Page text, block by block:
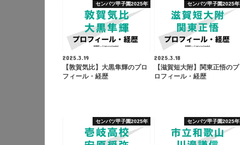
センバツ甲子園2025年
2025.3.19
【敦賀気比】大黒隼輝のプロ
フィール・経歴
センバツ甲子園2025年
2025.3.18
【滋賀短大附】関東正悟のプ
ロフィール・経歴
センバツ甲子園2025年 センバツ甲子園2025年